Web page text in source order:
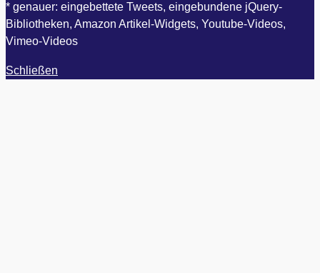
* genauer: eingebettete Tweets, eingebundene jQuery-
Bibliotheken, Amazon Artikel-Widgets, Youtube-Videos,
Vimeo-Videos
Schließen